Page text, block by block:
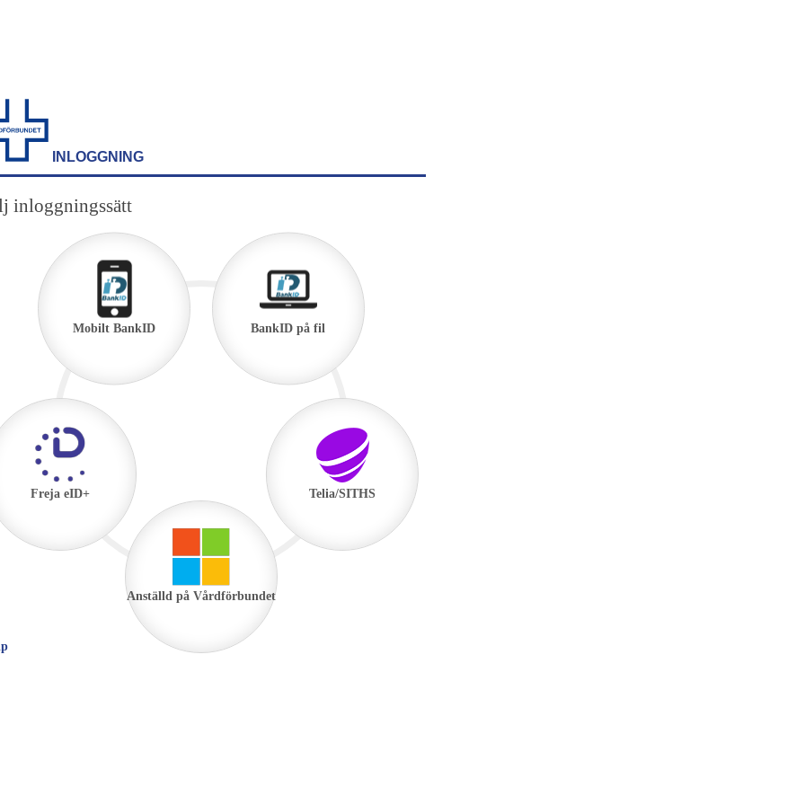
INLOGGNING
inloggningssätt
Mobilt BankID BankID på fil
Telia/SITHS
Anställd på Vårdförbundet
Freja eID+